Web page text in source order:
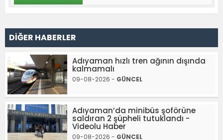
DİĞER HABERLER
Adıyaman hızlı tren ağının dışında
kalmamalı
09-08-2026 - GÜNCEL
Adıyaman’da minibüs şoförüne
saldıran 2 şüpheli tutuklandı -
Videolu Haber
09-08-2026 - GÜNCEL